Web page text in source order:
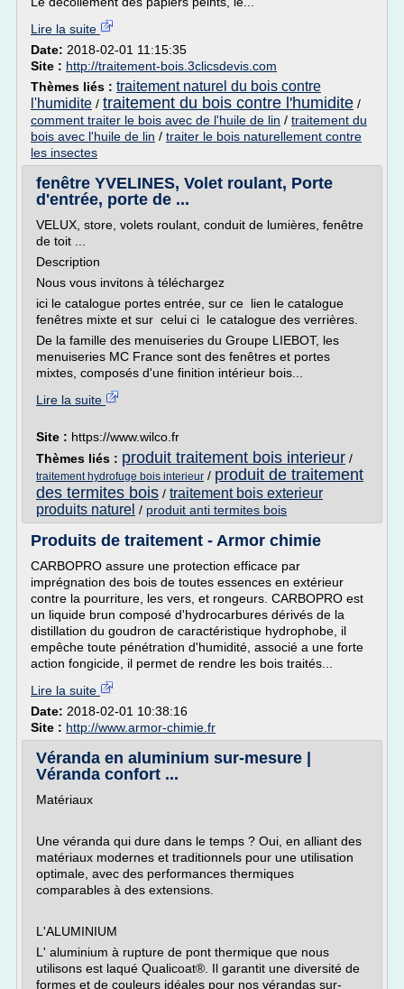
Lire la suite
Date: 2018-02-01 11:15:35
Site : http://traitement-bois.3clicsdevis.com
Thèmes liés : traitement naturel du bois contre
l'humidite / traitement du bois contre l'humidite /
comment traiter le bois avec de l'huile de lin / traitement du
bois avec l'huile de lin / traiter le bois naturellement contre
les insectes
fenêtre YVELINES, Volet roulant, Porte
d'entrée, porte de ...
VELUX, store, volets roulant, conduit de lumières, fenêtre
de toit ...
Description
Nous vous invitons à téléchargez
ici le catalogue portes entrée, sur ce lien le catalogue
fenêtres mixte et sur celui ci le catalogue des verrières.
De la famille des menuiseries du Groupe LIEBOT, les
menuiseries MC France sont des fenêtres et portes
mixtes, composés d'une finition intérieur bois...
Lire la suite
Site : https://www.wilco.fr
Thèmes liés : produit traitement bois interieur /
traitement hydrofuge bois interieur / produit de traitement
des termites bois / traitement bois exterieur
produits naturel / produit anti termites bois
Produits de traitement - Armor chimie
CARBOPRO assure une protection efficace par
imprégnation des bois de toutes essences en extérieur
contre la pourriture, les vers, et rongeurs. CARBOPRO est
un liquide brun composé d'hydrocarbures dérivés de la
distillation du goudron de caractéristique hydrophobe, il
empêche toute pénétration d'humidité, associé a une forte
action fongicide, il permet de rendre les bois traités...
Lire la suite
Date: 2018-02-01 10:38:16
Site : http://www.armor-chimie.fr
Véranda en aluminium sur-mesure |
Véranda confort ...
Matériaux
Une véranda qui dure dans le temps ? Oui, en alliant des
matériaux modernes et traditionnels pour une utilisation
optimale, avec des performances thermiques
comparables à des extensions.
L'ALUMINIUM
L' aluminium à rupture de pont thermique que nous
utilisons est laqué Qualicoat®. Il garantit une diversité de
formes et de couleurs idéales pour nos vérandas sur-